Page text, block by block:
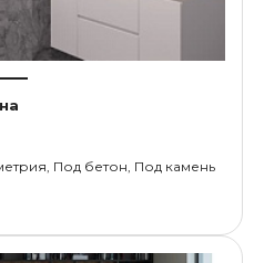
Под бетон, Под камень